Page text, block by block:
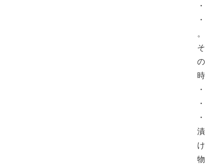
・
・
。
そ
の
時
・
・
・
漬
け
物